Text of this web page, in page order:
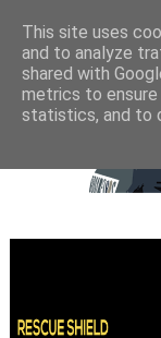
This site uses
and to analyze
shared with
metrics to
statistics, and to